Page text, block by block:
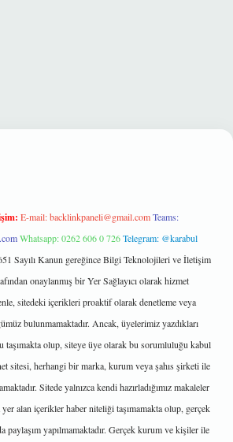
E-mail:backlinkpaneli@gmail.com Teams:
Whatsapp: 0262 606 0 726Telegram: @karabul
Sayılı Kanun gereğince Bilgi Teknolojileri ve İletişim
onaylanmış bir Yer Sağlayıcı olarak hizmet
sitedeki içerikleri proaktif olarak denetleme veya
bulunmamaktadır. Ancak, üyelerimiz yazdıkları
olup, siteye üye olarak bu sorumluluğu kabul
sitesi, herhangi bir marka, kurum veya şahıs şirketi ile
Sitede yalnızca kendi hazırladığımız makaleler
yer alan içerikler haber niteliği taşımamakta olup, gerçek
paylaşım yapılmamaktadır. Gerçek kurum ve kişiler ile